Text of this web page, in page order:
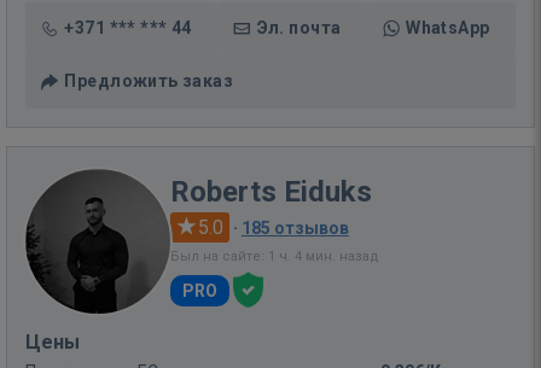
+371 *** *** 44 Эл. почта WhatsApp
Предложить заказ
Roberts Eiduks
5.0 · 185 отзывов
Был на сайте: 1 ч. 4 мин. назад
PRO
Цены